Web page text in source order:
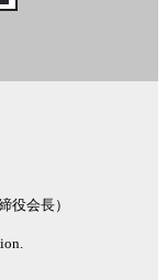
役会長）